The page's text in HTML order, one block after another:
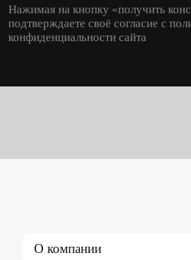
Нажимая на кнопку «получить
подтверждаете своё согласие с
конфиденциальностисайта
О компании